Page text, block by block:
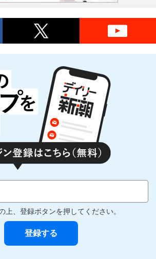
上、登録ボタンを押してください。